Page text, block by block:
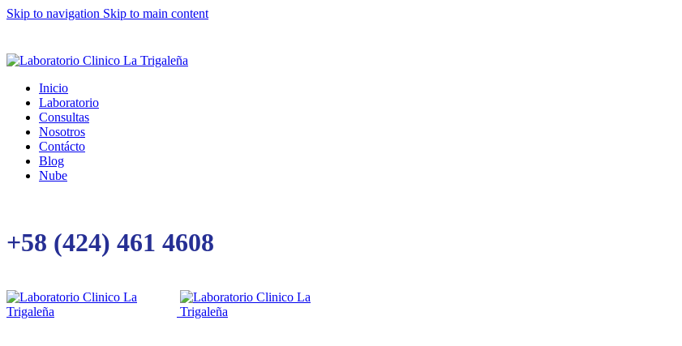
Skip to navigation Skip to main content
Inicio
Laboratorio
Consultas
Nosotros
Contácto
Blog
Nube
+58 (424) 461 4608